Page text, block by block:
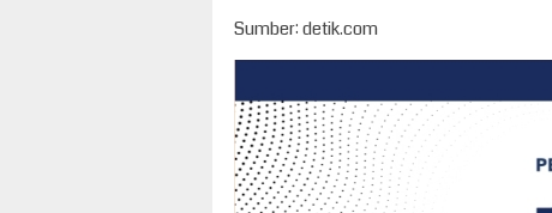
Sumber: detik.com